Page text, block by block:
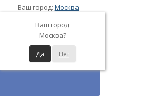
Ваш город: Москва
Ваш город
Москва?
Да Нет